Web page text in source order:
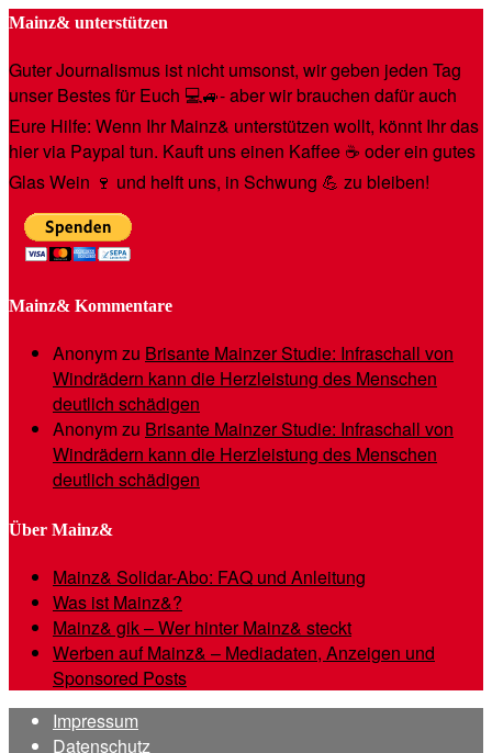
Mainz& unterstützen
Guter Journalismus ist nicht umsonst, wir geben jeden Tag
unser Bestes für Euch 💻🚙- aber wir brauchen dafür auch
Eure Hilfe: Wenn Ihr Mainz& unterstützen wollt, könnt Ihr das
hier via Paypal tun. Kauft uns einen Kaffee ☕️ oder ein gutes
Glas Wein 🍷 und helft uns, in Schwung 💪 zu bleiben!
Mainz& Kommentare
Anonymzu Brisante Mainzer Studie: Infraschall von
Windrädern kann die Herzleistung des Menschen
deutlich schädigen
Anonymzu Brisante Mainzer Studie: Infraschall von
Windrädern kann die Herzleistung des Menschen
deutlich schädigen
Über Mainz&
Mainz& Solidar-Abo: FAQ und Anleitung
Was ist Mainz&?
Mainz& gik – Wer hinter Mainz& steckt
Werben auf Mainz& – Mediadaten, Anzeigen und
Sponsored Posts
Impressum
Datenschutz